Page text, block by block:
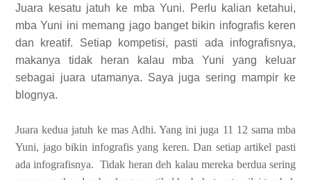
Juara kesatu jatuh ke mba Yuni. Perlu kalian ketahui,
mba Yuni ini memang jago banget bikin infografis keren
dan kreatif. Setiap kompetisi, pasti ada infografisnya,
makanya tidak heran kalau mba Yuni yang keluar
sebagai juara utamanya. Saya juga sering mampir ke
blognya.
Juara kedua jatuh ke mas Adhi. Yang ini juga 11 12 sama mba
Yuni, jago bikin infografis yang keren. Dan setiap artikel pasti
ada infografisnya. Tidak heran deh kalau mereka berdua sering